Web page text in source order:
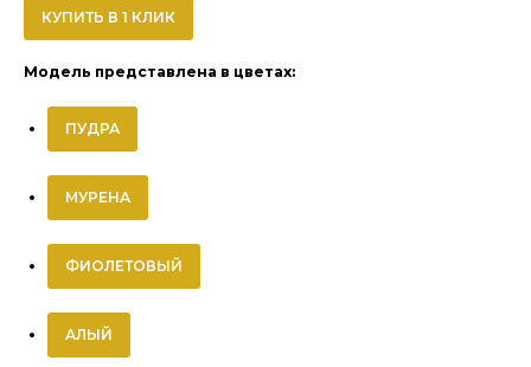
КУПИТЬ В 1 КЛИК
Модель представлена в цветах:
ПУДРА
МУРЕНА
ФИОЛЕТОВЫЙ
АЛЫЙ